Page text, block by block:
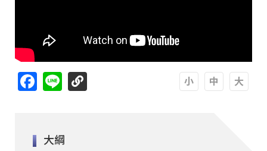
Facebook
Line
大綱